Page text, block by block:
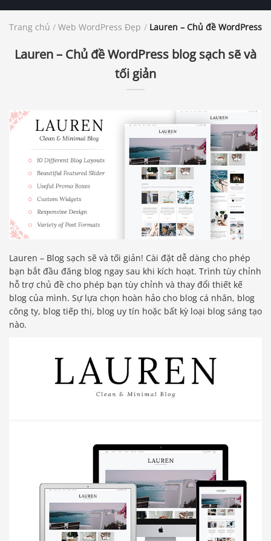
Trang chủ / Web WordPress Đẹp / Lauren – Chủ đề WordPress
Lauren – Chủ đề WordPress blog sạch sẽ và
tối giản
Lauren – Blog sạch sẽ và tối giản! Cài đặt dễ dàng cho phép
bạn bắt đầu đăng blog ngay sau khi kích hoạt. Trình tùy chỉnh
hỗ trợ chủ đề cho phép bạn tùy chỉnh và thay đổi thiết kế
blog của mình. Sự lựa chọn hoàn hảo cho blog cá nhân, blog
công ty, blog tiếp thị, blog uy tín hoặc bất kỳ loại blog sáng tạo
nào.